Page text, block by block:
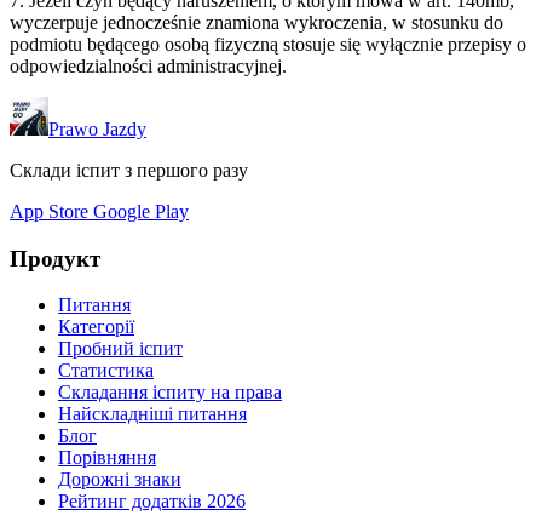
wyczerpuje jednocześnie znamiona wykroczenia, w stosunku do
podmiotu będącego osobą fizyczną stosuje się wyłącznie przepisy o
odpowiedzialności administracyjnej.
Prawo Jazdy
Склади іспит з першого разу
App Store Google Play
Продукт
Питання
Категорії
Пробний іспит
Статистика
Складання іспиту на права
Найскладніші питання
Блог
Порівняння
Дорожні знаки
Рейтинг додатків 2026